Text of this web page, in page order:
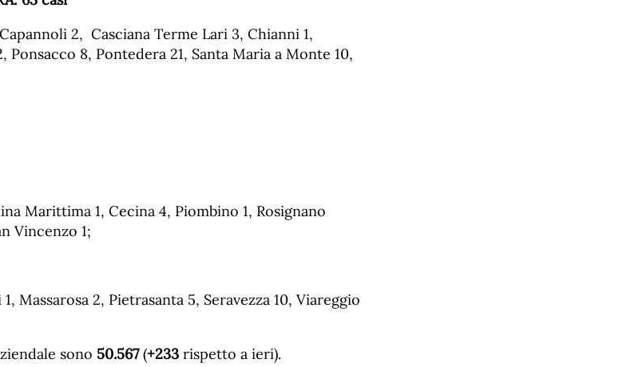
2, Casciana Terme Lari 3, Chianni 1,
Ponsacco 8, Pontedera 21, Santa Maria a Monte 10,
Marittima 1, Cecina 4, Piombino 1, Rosignano
Vincenzo 1;
Massarosa 2, Pietrasanta 5, Seravezza 10, Viareggio
sono 50.567(+233 rispetto a ieri).